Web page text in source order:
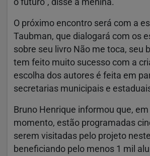
O próximo encontro será com a
Taubman​, que dialogará com os
sobre seu livro Não me toca, seu
tem feito muito sucesso com a
escolha dos autores é feita em
secretarias municipais e
Bruno Henrique informou que,
momento, estão programadas
serem visitadas pelo projeto
beneficiando pelo menos 1 mil